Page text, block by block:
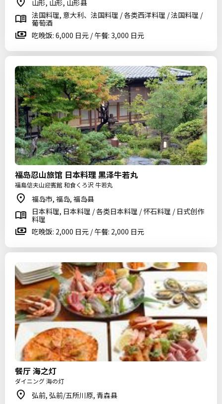
山形, 山形, 山形县
法国料理, 意大利、法国料理 / 各类西洋料理 / 法国料理 /
葡萄酒
吃晚饭: 6,000 日元 / 午餐: 3,000 日元
福岛忍山旅馆 日本料理 黑泽牛若丸
福島信夫山迎賓館 和食くろ沢 牛若丸
福岛市, 福岛, 福岛县
日本料理, 日本料理 / 各类日本料理 / 怀石料理 / 日式创作
料理
吃晚饭: 2,000 日元 / 午餐: 2,000 日元
餐厅 海之灯
ダイニング 海の灯
弘前, 弘前/五所川原, 青森县